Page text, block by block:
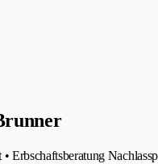
Erbschaftsberatung